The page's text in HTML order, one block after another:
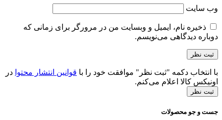
وب‌ سایت
ذخیره نام، ایمیل و وبسایت من در مرورگر برای زمانی که
دوباره دیدگاهی می‌نویسم.
با انتخاب دکمه "ثبت نظر" موافقت خود را با قوانین انتشار محتوا در
اونیکس کالا اعلام می‌کنم.
ثبت نظر
جست و جو محصولات